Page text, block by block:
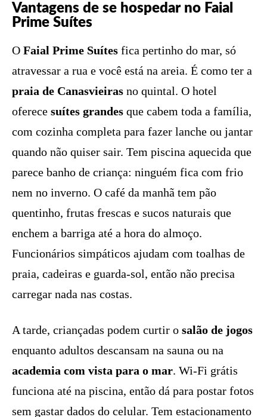
Vantagens de se hospedar no Faial
Prime Suítes
O Faial Prime Suítes fica pertinho do mar, só
atravessar a rua e você está na areia. É como ter a
praia de Canasvieiras no quintal. O hotel
oferece suítes grandes que cabem toda a família,
com cozinha completa para fazer lanche ou jantar
quando não quiser sair. Tem piscina aquecida que
parece banho de criança: ninguém fica com frio
nem no inverno. O café da manhã tem pão
quentinho, frutas frescas e sucos naturais que
enchem a barriga até a hora do almoço.
Funcionários simpáticos ajudam com toalhas de
praia, cadeiras e guarda-sol, então não precisa
carregar nada nas costas.
A tarde, criançadas podem curtir o salão de jogos
enquanto adultos descansam na sauna ou na
academia com vista para o mar. Wi-Fi grátis
funciona até na piscina, então dá para postar fotos
sem gastar dados do celular. Tem estacionamento